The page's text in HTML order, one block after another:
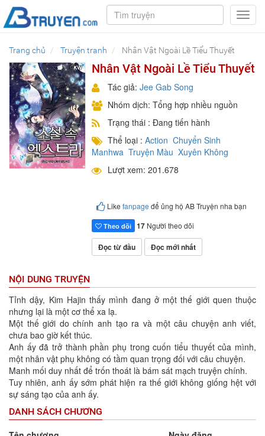
Trang chủ Truyện tranh Nhân Vật Ngoài Lề Tiểu Thuyết
Nhân Vật Ngoài Lề Tiểu Thuyết
Tác giả: Jee Gab Song
Nhóm dịch: Tổng hợp nhiều nguồn
Trạng thái : Đang tiến hành
Thể loại : Action Chuyển Sinh
Manhwa Truyện Màu Xuyên Không
Lượt xem: 201.678
Like fanpage để ủng hộ AB Truyện nha bạn
Theo dõi 17 Người theo dõi
Đọc từ đầu Đọc mới nhất
NỘI DUNG TRUYỆN
Tỉnh dậy, Kim Hajin thấy mình đang ở một thế giới quen thuộc
nhưng lại là một cơ thể xa lạ.
Một thế giới do chính anh tạo ra và một câu chuyện anh viết,
chưa bao giờ kết thúc.
Anh ấy đã trở thành phần phụ trong cuốn tiểu thuyết của mình,
một nhân vật phụ không có tầm quan trọng đối với câu chuyện.
Manh mối duy nhất để trốn thoát là bám sát mạch truyện chính.
Tuy nhiên, anh ấy sớm phát hiện ra thế giới không giống hệt với
sự sáng tạo của anh ấy.
DANH SÁCH CHƯƠNG